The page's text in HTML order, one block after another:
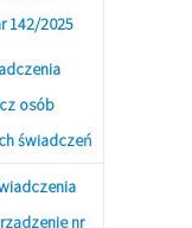
142/2025
osób
świadczeń
nr